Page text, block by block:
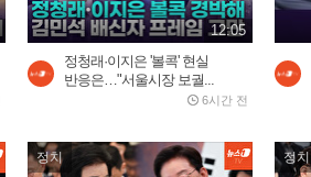
12:05
정청래·이지은 '볼콕' 현실
반응은…"서울시장 보궐...
6시간 전
정치 정치